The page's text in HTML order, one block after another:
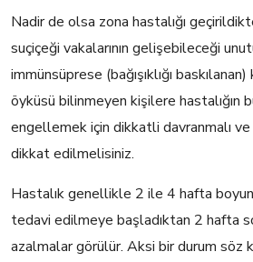
Nadir de olsa zona hastalığı
suçiçeği vakalarının gelişebileceği
immünsüprese (bağışıklığı
öyküsü bilinmeyen kişilere hastalığın
engellemek için dikkatli davranmalı
dikkat edilmelisiniz.
Hastalık genellikle 2 ile 4 hafta
tedavi edilmeye başladıktan 2 hafta
azalmalar görülür. Aksi bir durum söz